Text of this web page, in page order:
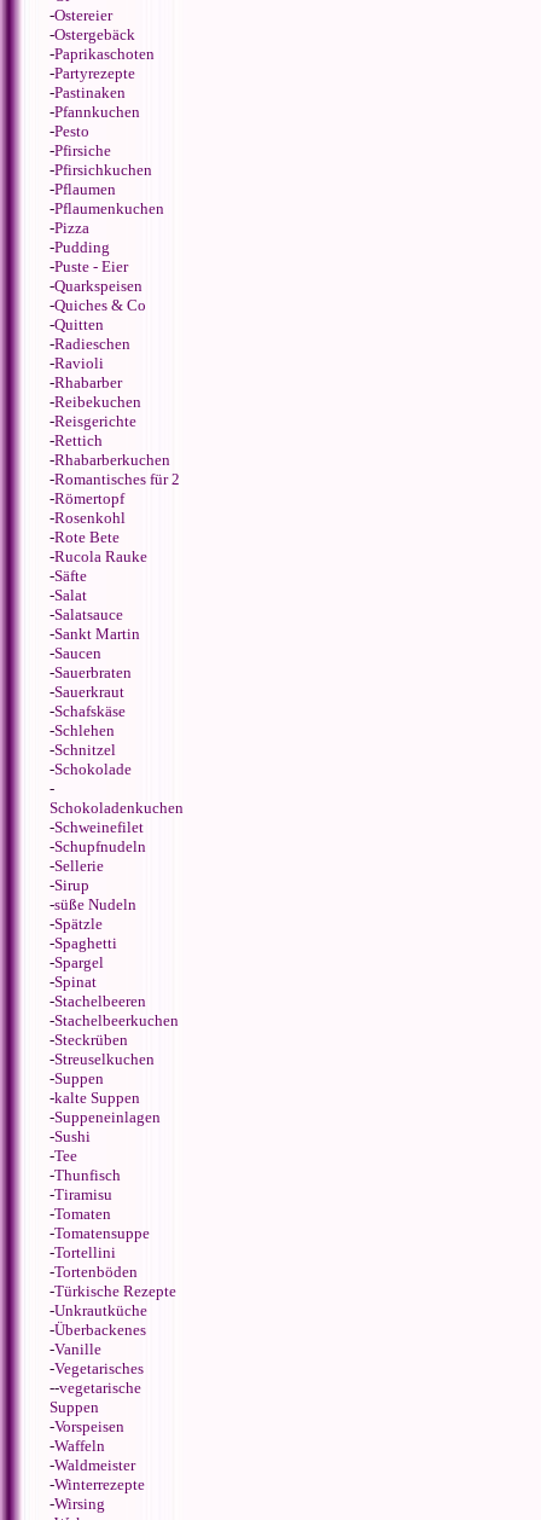
-Ostereier
-Ostergebäck
-Paprikaschoten
-Partyrezepte
-Pastinaken
-Pfannkuchen
-Pesto
-Pfirsiche
-Pfirsichkuchen
-Pflaumen
-Pflaumenkuchen
-Pizza
-Pudding
-Puste - Eier
-Quarkspeisen
-Quiches & Co
-Quitten
-Radieschen
-Ravioli
-Rhabarber
-Reibekuchen
-Reisgerichte
-Rettich
-Rhabarberkuchen
-Romantisches für 2
-Römertopf
-Rosenkohl
-Rote Bete
-Rucola Rauke
-Säfte
-Salat
-Salatsauce
-Sankt Martin
-Saucen
-Sauerbraten
-Sauerkraut
-Schafskäse
-Schlehen
-Schnitzel
-Schokolade
-
Schokoladenkuchen
-Schweinefilet
-Schupfnudeln
-Sellerie
-Sirup
-süße Nudeln
-Spätzle
-Spaghetti
-Spargel
-Spinat
-Stachelbeeren
-Stachelbeerkuchen
-Steckrüben
-Streuselkuchen
-Suppen
-kalte Suppen
-Suppeneinlagen
-Sushi
-Tee
-Thunfisch
-Tiramisu
-Tomaten
-Tomatensuppe
-Tortellini
-Tortenböden
-Türkische Rezepte
-Unkrautküche
-Überbackenes
-Vanille
-Vegetarisches
--vegetarische
Suppen
-Vorspeisen
-Waffeln
-Waldmeister
-Winterrezepte
-Wirsing